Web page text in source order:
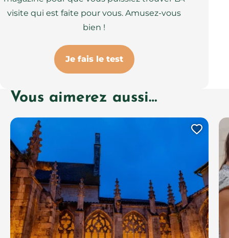
visite qui est faite pour vous. Amusez-vous
bien !
Je fais le test
Vous aimerez aussi…